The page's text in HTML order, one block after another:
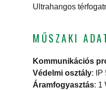
Ultrahangos
MŰSZAKI
Kommunikációs
Védelmi osztály:
Áramfogyasztás: 1